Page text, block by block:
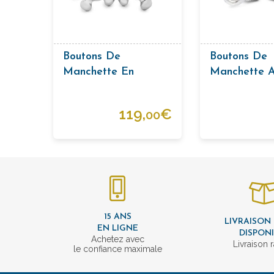
Boutons De
Manchette En
119,00€
Boutons De
Manchette
15 ANS
EN LIGNE
Achetez avec
le confiance maximale
LIVRAISON
Livraison